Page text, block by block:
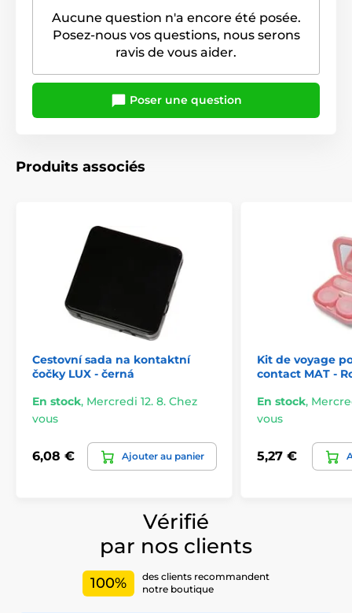
Aucune question n'a encore été posée.
Posez-nous vos questions, nous serons
ravis de vous aider.
Poser une question
Produits associés
Cestovní sada na kontaktní
čočky LUX - černá
En stock, Mercredi 12. 8. Chez
vous
6,08 € Ajouter au panier
Kit de voyage
contact MAT -
En stock,
vous
5,27 €
Vérifié
par nos clients
100%
des clients recommandent
notre boutique